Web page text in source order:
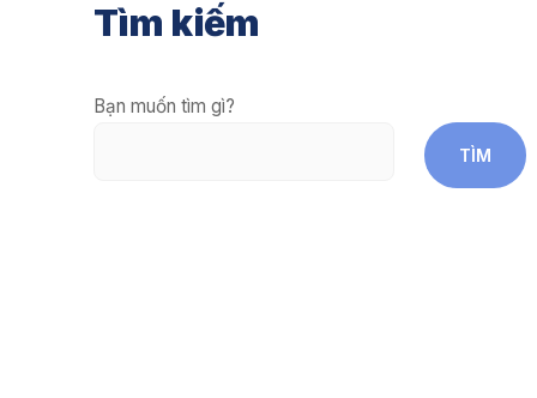
Tìm kiếm
Bạn muốn tìm gì?
TÌM